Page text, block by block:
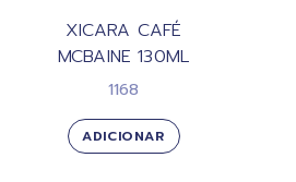
XICARA CAFÉ
MCBAINE 130ML
1168
ADICIONAR